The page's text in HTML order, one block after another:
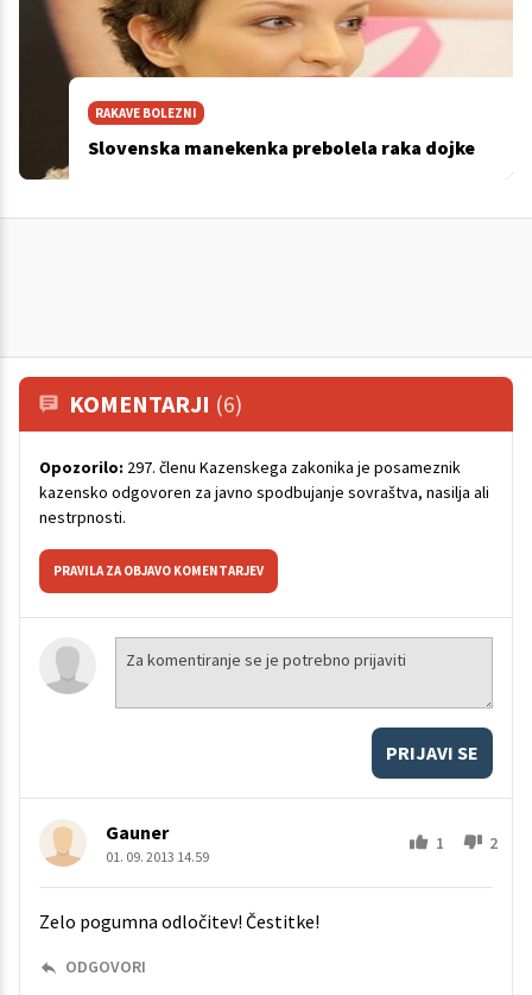
RAKAVE BOLEZNI
Slovenska manekenka prebolela raka dojke
KOMENTARJI (6)
Opozorilo: 297. členu Kazenskega zakonika je posameznik
kazensko odgovoren za javno spodbujanje sovraštva, nasilja ali
nestrpnosti.
PRAVILA ZA OBJAVO KOMENTARJEV
PRIJAVI SE
Gauner
01. 09. 2013 14.59
1 2
Zelo pogumna odločitev! Čestitke!
ODGOVORI